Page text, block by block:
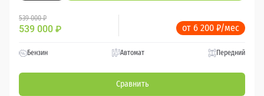
539 000 ₽
539 000 ₽ от 6 200 ₽/мес
Бензин Автомат Передний
Сравнить